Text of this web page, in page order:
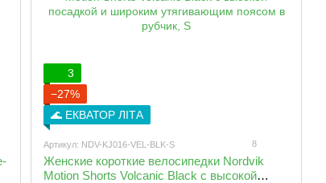
3
−27%
🌊 ЕКВАТОР ЛІТА
Артикул: NDV-KJ016-VEL-BLK-S 8
Женские короткие велосипедки Nordvik
Motion Shorts Volcanic Black с высокой